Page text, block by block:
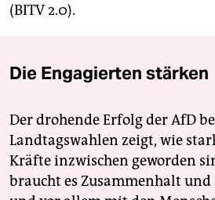
(BITV 2.0).
Die Engagierten stärken
Der drohende Erfolg der AfD
Landtagswahlen zeigt, wie
Kräfte inzwischen geworden
braucht es Zusammenhalt